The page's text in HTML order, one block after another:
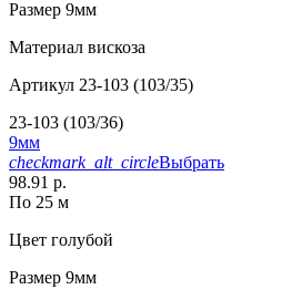
Размер 9мм
Материал вискоза
Артикул 23-103 (103/35)
23-103 (103/36)
9мм
checkmark_alt_circleВыбрать
98.91 р.
По 25 м
Цвет голубой
Размер 9мм